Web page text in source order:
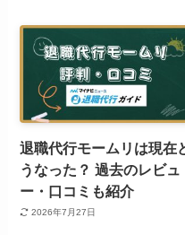
退職代行モームリは現在
うなった？ 過去のレビュ
ー・口コミも紹介
2026年7月27日